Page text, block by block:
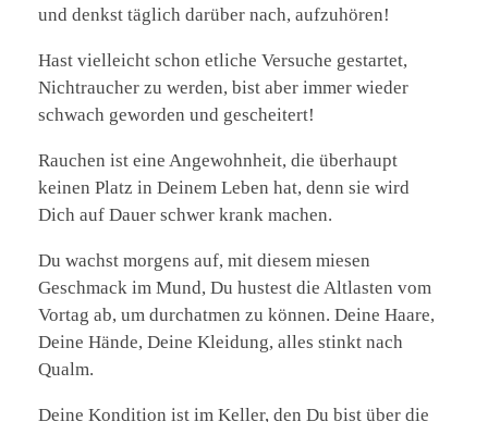
und denkst täglich darüber nach, aufzuhören!
Hast vielleicht schon etliche Versuche gestartet,
Nichtraucher zu werden, bist aber immer wieder
schwach geworden und gescheitert!
Rauchen ist eine Angewohnheit, die überhaupt
keinen Platz in Deinem Leben hat, denn sie wird
Dich auf Dauer schwer krank machen.
Du wachst morgens auf, mit diesem miesen
Geschmack im Mund, Du hustest die Altlasten vom
Vortag ab, um durchatmen zu können. Deine Haare,
Deine Hände, Deine Kleidung, alles stinkt nach
Qualm.
Deine Kondition ist im Keller, den Du bist über die